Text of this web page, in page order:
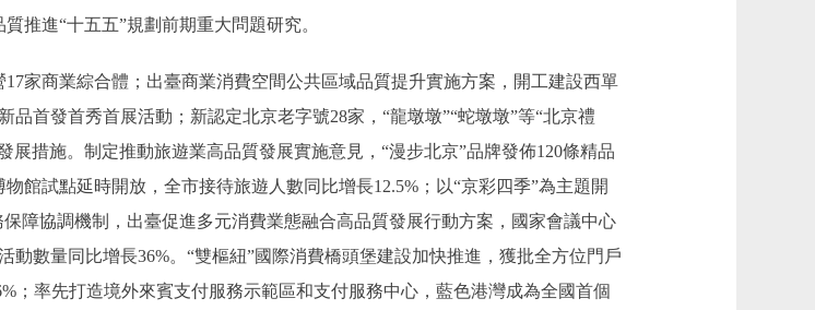
推進“十五五”規劃前期重大問題研究。
商業綜合體；出臺商業消費空間公共區域品質提升實施方案，開工建設西單
首發首秀首展活動；新認定北京老字號28家，“龍墩墩”“蛇墩墩”等“北京禮
措施。制定推動旅遊業高品質發展實施意見，“漫步北京”品牌發佈120條精品
館試點延時開放，全市接待旅遊人數同比增長12.5%；以“京彩四季”為主題開
障協調機制，出臺促進多元消費業態融合高品質發展行動方案，國家會議中心
數量同比增長36%。“雙樞紐”國際消費橋頭堡建設加快推進，獲批全方位門戶
；率先打造境外來賓支付服務示範區和支付服務中心，藍色港灣成為全國首個